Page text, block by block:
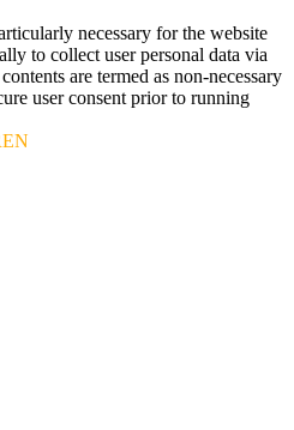
necessary for the website
to collect user personal data via
are termed as non-necessary
user consent prior to running